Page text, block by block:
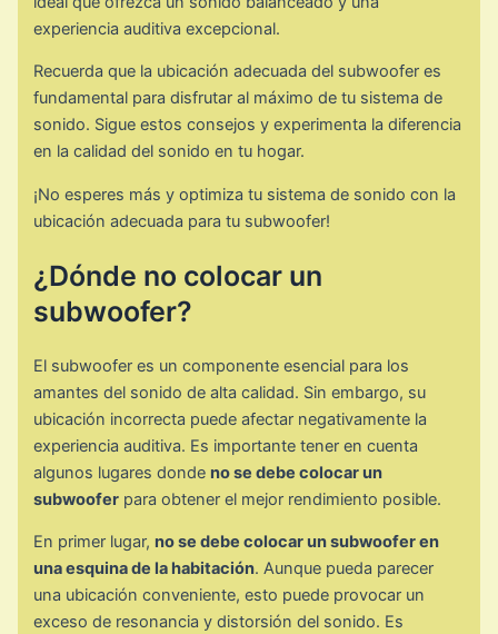
experiencia auditiva excepcional.
Recuerda que la ubicación adecuada del subwoofer es
fundamental para disfrutar al máximo de tu sistema de
sonido. Sigue estos consejos y experimenta la diferencia
en la calidad del sonido en tu hogar.
¡No esperes más y optimiza tu sistema de sonido con la
ubicación adecuada para tu subwoofer!
¿Dónde no colocar un
subwoofer?
El subwoofer es un componente esencial para los
amantes del sonido de alta calidad. Sin embargo, su
ubicación incorrecta puede afectar negativamente la
experiencia auditiva. Es importante tener en cuenta
algunos lugares donde no se debe colocar un
subwoofer para obtener el mejor rendimiento posible.
En primer lugar, no se debe colocar un subwoofer en
una esquina de la habitación. Aunque pueda parecer
una ubicación conveniente, esto puede provocar un
exceso de resonancia y distorsión del sonido. Es